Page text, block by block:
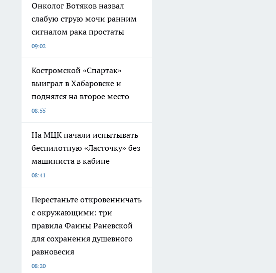
Онколог Вотяков назвал
слабую струю мочи ранним
сигналом рака простаты
09:02
Костромской «Спартак»
выиграл в Хабаровске и
поднялся на второе место
08:55
На МЦК начали испытывать
беспилотную «Ласточку» без
машиниста в кабине
08:41
Перестаньте откровенничать
с окружающими: три
правила Фаины Раневской
для сохранения душевного
равновесия
08:20